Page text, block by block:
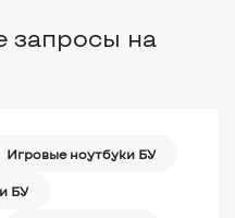
запросы на
Игровые ноутбуки БУ
БУ